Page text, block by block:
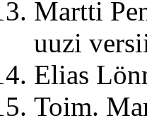
Martti
uuzi
Elias
Toim.